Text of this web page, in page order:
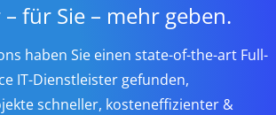
für Sie – mehr geben.
haben Sie einen state-of-the-art Full-
IT-Dienstleister gefunden,
schneller, kosteneffizienter &